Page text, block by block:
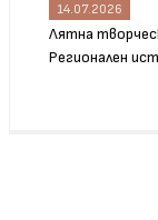
14.07.2026
Лятна
Регионален